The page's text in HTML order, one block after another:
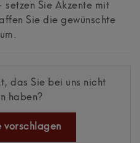
setzen Sie Akzente mit
Sie die gewünschte
das Sie bei uns nicht
haben?
vorschlagen